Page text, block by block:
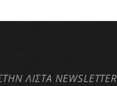
ΛΙΣΤΑ NEWSLETTER